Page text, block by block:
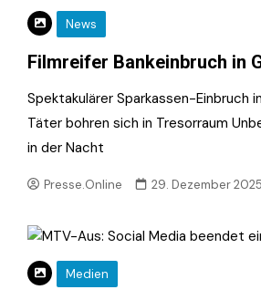
News
Filmreifer Bankeinbruch in
Spektakulärer Sparkassen-Einbruch
Täter bohren sich in Tresorraum
in der Nacht
Presse.Online 29. Dezember 2025
Medien